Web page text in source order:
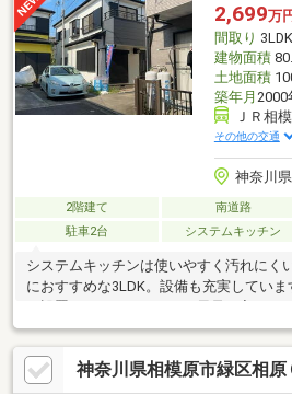
2,699万
間取り 3LDK
建物面積
土地面積
築年月 2000
ＪＲ相
その他の交通
神奈川
2階建て 南道路
駐車2台
システムキッチン
システムキッチンは使いやすく汚れにく
におすすめな3LDK。設備も充実していま
が設置されているので、お風呂に入りた
ぐ入れます。TVインターホンで、モニ
ます。今回紹介するのは、建物面積が
が整っている中古戸建てはいかがでしょ
の出窓がおしゃれです。
神奈川県相模原市緑区相